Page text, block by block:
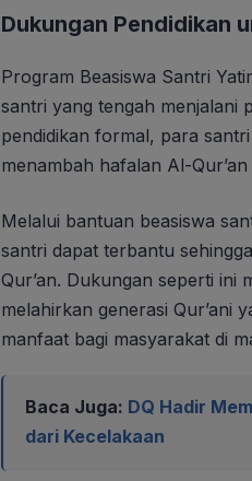
Dukungan Pendidikan
Program Beasiswa Santri
santri yang tengah menjalani
pendidikan formal, para
menambah hafalan Al-
Melalui bantuan beasiswa
santri dapat terbantu
Qur’an. Dukungan seperti ini
melahirkan generasi Qur’ani
manfaat bagi masyarakat di
Baca Juga: DQ Hadir
dari Kecelakaan